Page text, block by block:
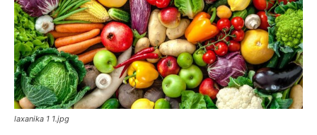
laxanika 1 1.jpg